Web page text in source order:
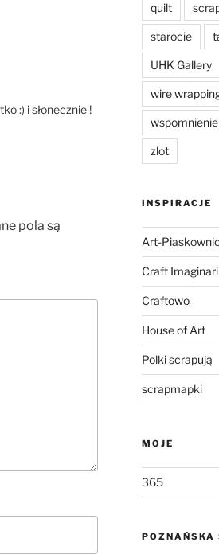
:) i słonecznie !
pola są
quilt
starocie
UHK Gallery
wire
wspomnienie
zlot
INSPIRACJE
Art-
Craft
Craftowo
House of Art
Polki scrapują
scrapmapki
MOJE
365
POZNAŃSKA